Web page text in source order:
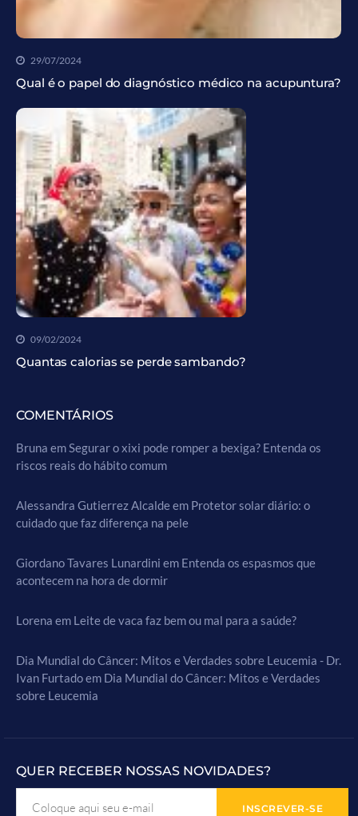
29/07/2024
Qual é o papel do diagnóstico médico na acupuntura?
09/02/2024
Quantas calorias se perde sambando?
COMENTÁRIOS
Bruna emSegurar o xixi pode romper a bexiga? Entenda os
riscos reais do hábito comum
Alessandra Gutierrez Alcaldeem Protetor solar diário: o
cuidado que faz diferença na pele
Giordano Tavares Lunardini em Entenda os espasmos que
acontecem na hora de dormir
Lorena em Leite de vaca faz bem ou mal para a saúde?
Dia Mundial do Câncer: Mitos e Verdades sobre Leucemia - Dr.
Ivan Furtadoem Dia Mundial do Câncer: Mitos e Verdades
sobre Leucemia
QUER RECEBER NOSSAS NOVIDADES?